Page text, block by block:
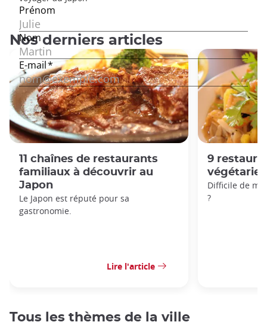
Nos derniers articles
11 chaînes de restaurants
familiaux à découvrir au
Japon
Le Japon est réputé pour sa
gastronomie.
Lire l'article
9
Difficile de
?
Tous les thèmes de la ville